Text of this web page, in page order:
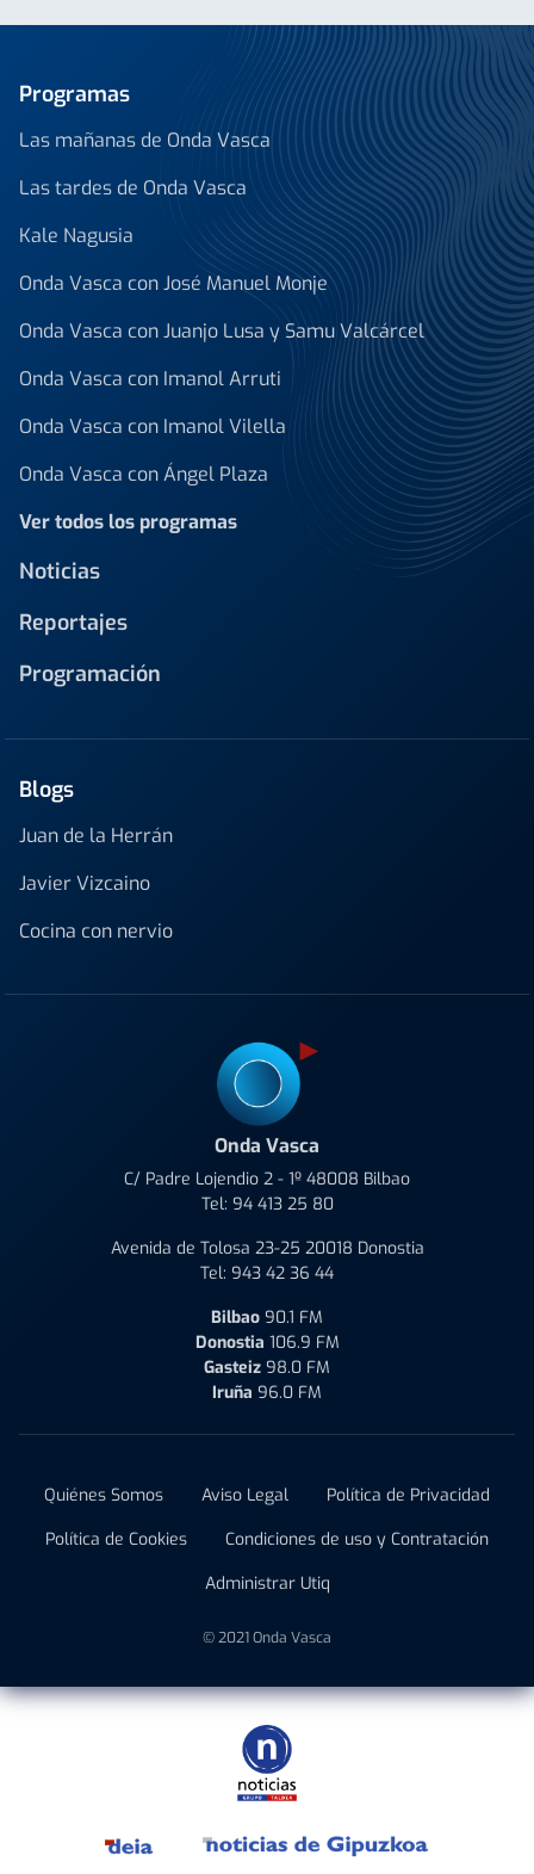
Programas
Las mañanas de Onda Vasca
Las tardes de Onda Vasca
Kale Nagusia
Onda Vasca con José Manuel Monje
Onda Vasca con Juanjo Lusa y Samu Valcárcel
Onda Vasca con Imanol Arruti
Onda Vasca con Imanol Vilella
Onda Vasca con Ángel Plaza
Ver todos los programas
Noticias
Reportajes
Programación
Blogs
Juan de la Herrán
Javier Vizcaino
Cocina con nervio
Onda Vasca
C/ Padre Lojendio 2 - 1º 48008 Bilbao
Tel: 94 413 25 80
Avenida de Tolosa 23-25 20018 Donostia
Tel: 943 42 36 44
Bilbao 90.1 FM
Donostia 106.9 FM
Gasteiz 98.0 FM
Iruña 96.0 FM
Quiénes Somos Aviso Legal
Política de Privacidad
Política de Cookies
Condiciones de uso y Contratación
Administrar Utiq
© 2021 Onda Vasca